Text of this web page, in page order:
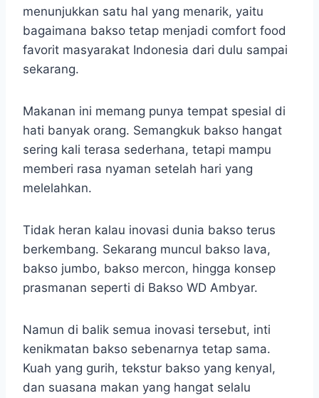
menunjukkan satu hal yang menarik, yaitu
bagaimana bakso tetap menjadi comfort food
favorit masyarakat Indonesia dari dulu sampai
sekarang.
Makanan ini memang punya tempat spesial di
hati banyak orang. Semangkuk bakso hangat
sering kali terasa sederhana, tetapi mampu
memberi rasa nyaman setelah hari yang
melelahkan.
Tidak heran kalau inovasi dunia bakso terus
berkembang. Sekarang muncul bakso lava,
bakso jumbo, bakso mercon, hingga konsep
prasmanan seperti di Bakso WD Ambyar.
Namun di balik semua inovasi tersebut, inti
kenikmatan bakso sebenarnya tetap sama.
Kuah yang gurih, tekstur bakso yang kenyal,
dan suasana makan yang hangat selalu